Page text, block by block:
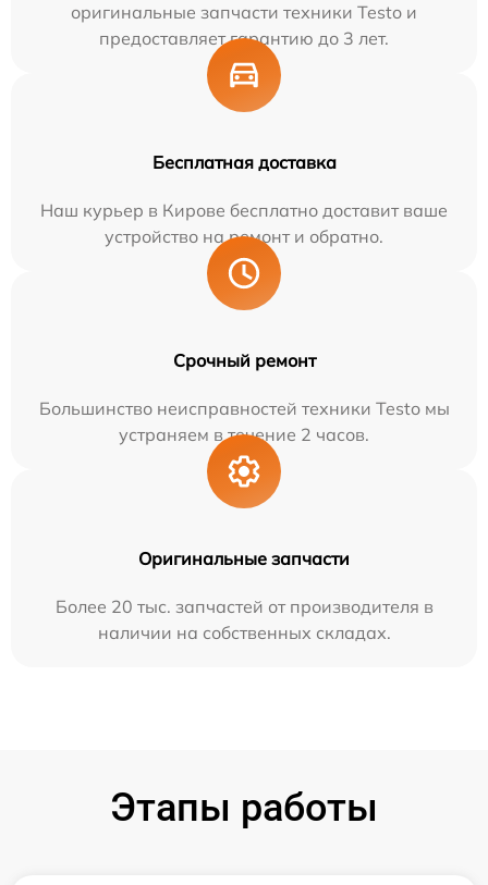
оригинальные запчасти техники Testo и
предоставляет гарантию до 3 лет.
Бесплатная доставка
Наш курьер в Кирове бесплатно доставит ваше
устройство на ремонт и обратно.
Срочный ремонт
Большинство неисправностей техники Testo мы
устраняем в течение 2 часов.
Оригинальные запчасти
Более 20 тыс. запчастей от производителя в
наличии на собственных складах.
Этапы работы